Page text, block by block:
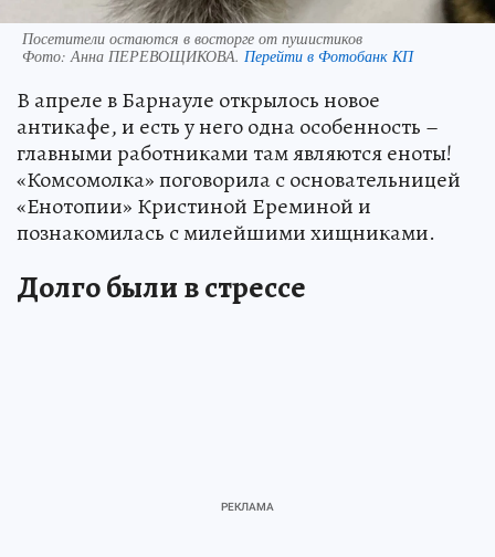
Посетители остаются в восторге от пушистиков
Фото: Анна ПЕРЕВОЩИКОВА. Перейти в Фотобанк КП
В апреле в Барнауле открылось новое
антикафе, и есть у него одна особенность –
главными работниками там являются еноты!
«Комсомолка» поговорила с основательницей
«Енотопии» Кристиной Ереминой и
познакомилась с милейшими хищниками.
Долго были в стрессе